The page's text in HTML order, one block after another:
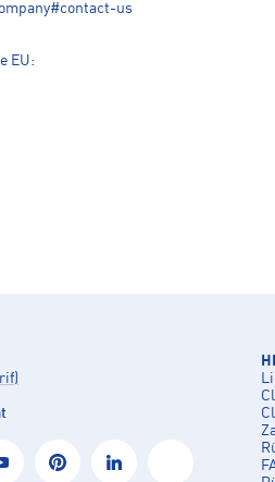
us
EU: